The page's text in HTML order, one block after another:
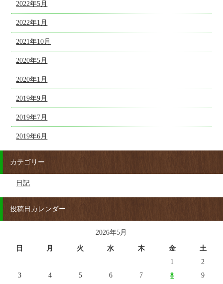
2022年5月
2022年1月
2021年10月
2020年5月
2020年1月
2019年9月
2019年7月
2019年6月
カテゴリー
日記
投稿日カレンダー
2026年5月
日 月 火 水 木 金
土
1
2
3
4 5 6 7 8 9